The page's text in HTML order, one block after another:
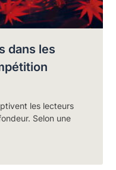
dans les
les lecteurs
Selon une